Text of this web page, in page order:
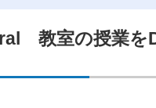
教室の授業を